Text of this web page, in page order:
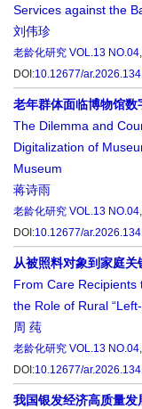
Services against the
刘伟珍
老龄化研究 VOL.13 NO.04
DOI:10.12677/
老年群体面临博物馆
The Dilemma and
Digitalization of
Museum
蒋诗雨
老龄化研究 VOL.13 NO.04
DOI:10.12677/
从被照料对象到家庭
From Care Recipients
the Role of Rural
周 莼
老龄化研究 VOL.13 NO.04
DOI:10.12677/
我国银发经济高质量发